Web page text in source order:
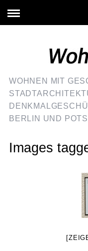
WOHNEN MIT
BERLIN UND
Images